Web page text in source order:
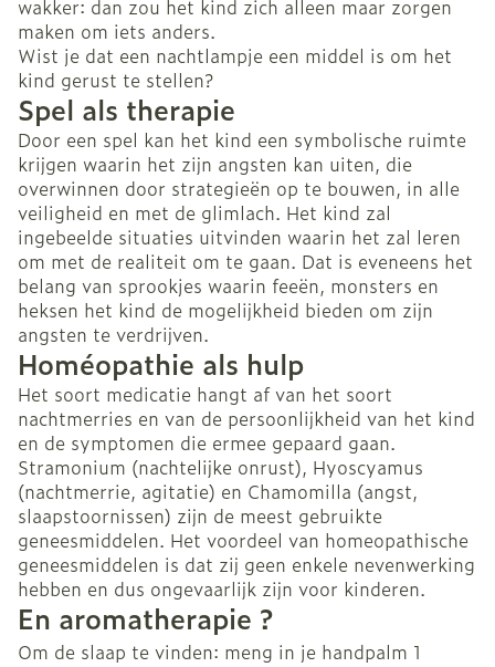
wakker: dan zou het kind zich alleen maar zorgen
maken om iets anders.
Wist je dat een nachtlampje een middel is om het
kind gerust te stellen?
Spel als therapie
Door een spel kan het kind een symbolische ruimte
krijgen waarin het zijn angsten kan uiten, die
overwinnen door strategieën op te bouwen, in alle
veiligheid en met de glimlach. Het kind zal
ingebeelde situaties uitvinden waarin het zal leren
om met de realiteit om te gaan. Dat is eveneens het
belang van sprookjes waarin feeën, monsters en
heksen het kind de mogelijkheid bieden om zijn
angsten te verdrijven.
Homéopathie als hulp
Het soort medicatie hangt af van het soort
nachtmerries en van de persoonlijkheid van het kind
en de symptomen die ermee gepaard gaan.
Stramonium (nachtelijke onrust), Hyoscyamus
(nachtmerrie, agitatie) en Chamomilla (angst,
slaapstoornissen) zijn de meest gebruikte
geneesmiddelen. Het voordeel van homeopathische
geneesmiddelen is dat zij geen enkele nevenwerking
hebben en dus ongevaarlijk zijn voor kinderen.
En aromatherapie ?
Om de slaap te vinden: meng in je handpalm 1